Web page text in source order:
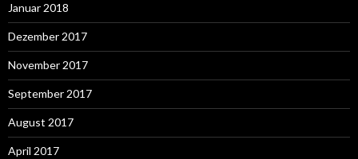
Januar 2018
Dezember 2017
November 2017
September 2017
August 2017
April 2017